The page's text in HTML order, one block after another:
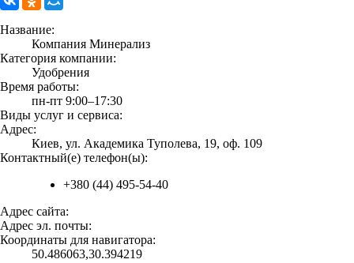
Название:
Компания Минерализ
Категория компании:
Удобрения
Время работы:
пн-пт 9:00–17:30
Виды услуг и сервиса:
Адрес:
Киев, ул. Академика Туполева, 19, оф. 109
Контактный(е) телефон(ы):
+380 (44) 495-54-40
Адрес сайта:
Адрес эл. почты:
Координаты для навигатора:
50.486063,30.394219